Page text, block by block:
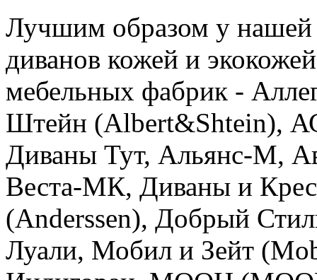
Лучшим образом у нашей
диванов кожей и
мебельных фабрик -
Штейн (Albert&Shtein),
Диваны Тут, Альянс-М,
Веста-МК, Диваны и
(Anderssen), Добрый
Луали, Мобил и Зейт